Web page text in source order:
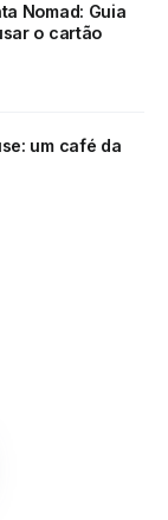
Nomad: Guia
o cartão
um café da